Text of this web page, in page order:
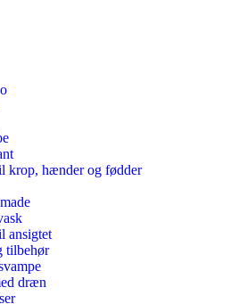
krop, hænder og fødder
ansigtet
tilbehør
dræn